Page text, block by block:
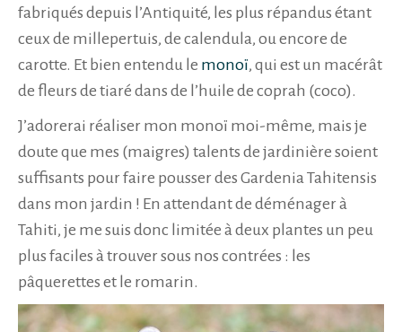
fabriqués depuis l’Antiquité, les plus répandus étant
ceux de millepertuis, de calendula, ou encore de
carotte. Et bien entendu le monoï, qui est un macérât
de fleurs de tiaré dans de l’huile de coprah (coco).
J’adorerai réaliser mon monoï moi-même, mais je
doute que mes (maigres) talents de jardinière soient
suffisants pour faire pousser des Gardenia Tahitensis
dans mon jardin ! En attendant de déménager à
Tahiti, je me suis donc limitée à deux plantes un peu
plus faciles à trouver sous nos contrées : les
pâquerettes et le romarin.